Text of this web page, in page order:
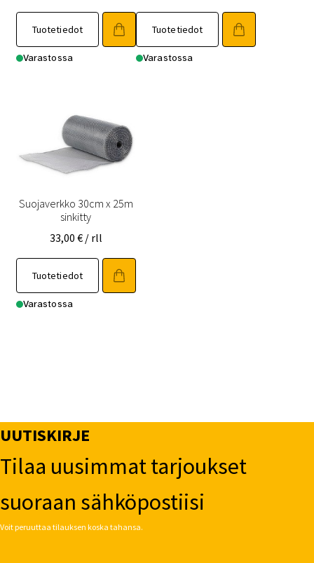
Tuotetiedot
Varastossa
Tuotetiedot
Varastossa
Suojaverkko 30cm x 25m
sinkitty
33,00 € / rll
Tuotetiedot
Varastossa
UUTISKIRJE
Tilaa uusimmat tarjoukset
suoraan sähköpostiisi
Voit peruuttaa tilauksen koska tahansa.